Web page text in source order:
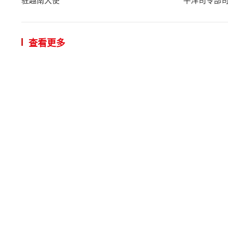
查看更多